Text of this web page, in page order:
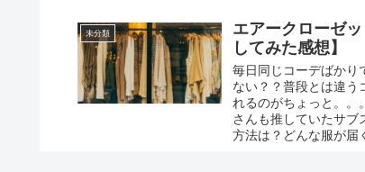
未分類
エアークローゼ
してみた感想】
毎日同じコーデばかり
ない？？普段とは違う
れるのがちょっと。。
さんも推していたサブ
方法は？どんな服が届